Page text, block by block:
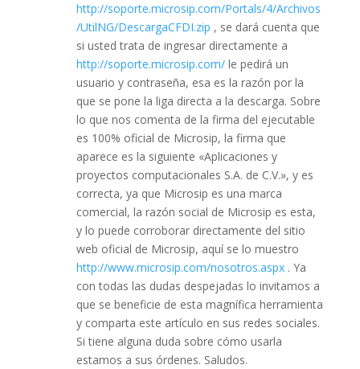
http://soporte.microsip.com/Portals/4/Archivos
/UtilNG/DescargaCFDI.zip , se dará cuenta que
si usted trata de ingresar directamente a
http://soporte.microsip.com/le pedirá un
usuario y contraseña, esa es la razón por la
que se pone la liga directa a la descarga. Sobre
lo que nos comenta de la firma del ejecutable
es 100% oficial de Microsip, la firma que
aparece es la siguiente «Aplicaciones y
proyectos computacionales S.A. de C.V.», y es
correcta, ya que Microsip es una marca
comercial, la razón social de Microsip es esta,
y lo puede corroborar directamente del sitio
web oficial de Microsip, aquí se lo muestro
http://www.microsip.com/nosotros.aspx. Ya
con todas las dudas despejadas lo invitamos a
que se beneficie de esta magnífica herramienta
y comparta este artículo en sus redes sociales.
Si tiene alguna duda sobre cómo usarla
estamos a sus órdenes. Saludos.